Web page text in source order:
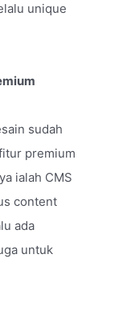
unique
sudah
premium
ialah CMS
content
ada
untuk